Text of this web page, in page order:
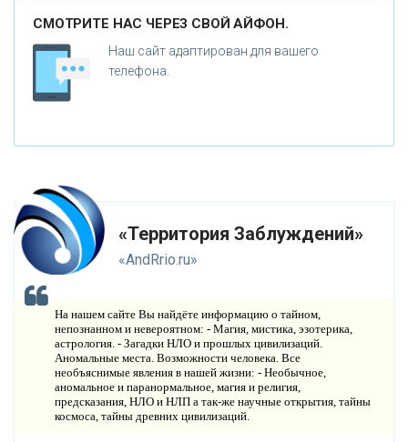
ГИПОТЕЗЫ
ЕПОЗНАННОЕ
ОРУЖИЕ
АТАКЛИЗМЫ
К
ОВЫЕ ТЕХНОЛОГИИ
РОГНОЗЫ И ПРОРОЧЕСТВА
ЛАНЕТА ЗЕМЛЯ
СМОТРИТЕ НАС ЧЕРЕЗ СВОЙ АЙФОН.
Наш сайт адаптирован для вашего
телефона.
«Территория Заблуждений»
«AndRrio.ru»
На нашем сайте Вы найдёте информацию о тайном,
непознанном и невероятном: - Магия, мистика, эзотерика,
астрология. - Загадки НЛО и прошлых цивилизаций.
Аномальные места. Возможности человека. Все
необъяснимые явления в нашей жизни: - Необычное,
аномальное и паранормальное, магия и религия,
предсказания, НЛО и НЛП а так-же научные открытия, тайны
космоса, тайны древних цивилизаций.